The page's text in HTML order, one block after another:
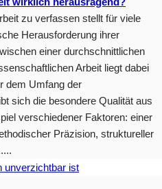
zu verfassen stellt für viele
Herausforderung ihrer
einer durchschnittlichen
Arbeit liegt dabei
dem Umfang der
sich die besondere Qualität aus
verschiedener Faktoren: einer
Präzision, struktureller